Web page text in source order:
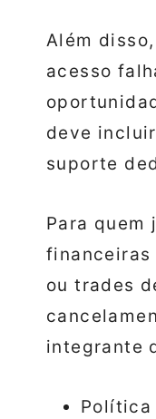
Além
acesso
deve
suporte
Para quem
financeiras
ou trades
integrante
Política